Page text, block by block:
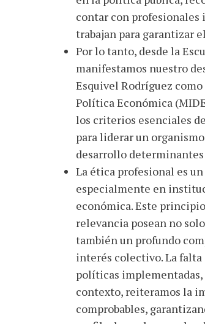
contar con profesionales
trabajan para garantizar
Por lo tanto, desde la
manifestamos nuestro
Esquivel Rodríguez
Política Económica
los criterios esenciales
para liderar un
desarrollo determinantes
La ética profesional es
especialmente en
económica. Este
relevancia posean no
también un profundo
interés colectivo. La
políticas
contexto, reiteramos la
comprobables,